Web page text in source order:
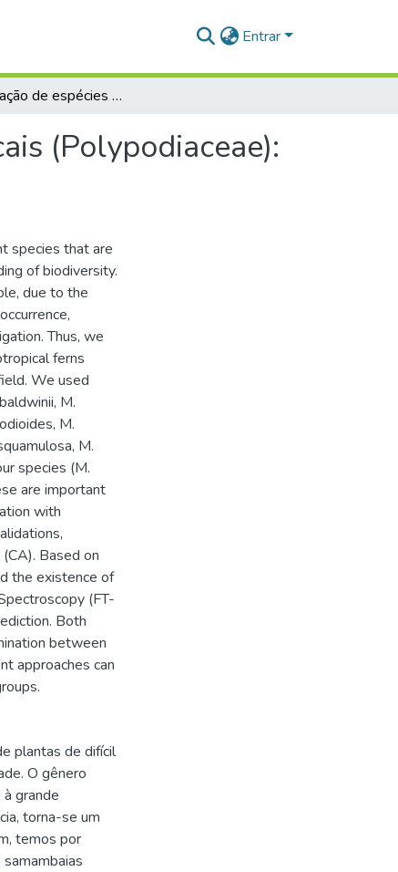
Entrar
Discriminação de espécies de samambaias neotropicais (Polypodiaceae): uma abordagem integrativa
(Polypodiaceae):
species that are
of biodiversity.
due to the
Thus, we
ferns
We used
M.
M.
M.
species (M.
are important
with
Based on
the existence of
(FT-
Both
between
approaches can
plantas de difícil
O gênero
grande
torna-se um
temos por